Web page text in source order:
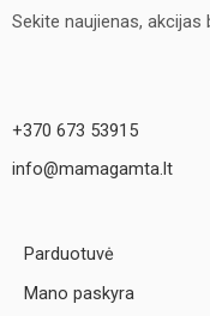
Sekite naujienas,
+370 673 53915
info@mamagamta.lt
Parduotuvė
Mano paskyra